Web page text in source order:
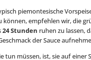
piemontesische
können, empfehlen wir, die
24 Stunden ruhen zu lassen,
der Sauce
tun müssen, ist, sie auf einer